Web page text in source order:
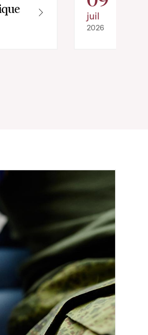
juil
2026